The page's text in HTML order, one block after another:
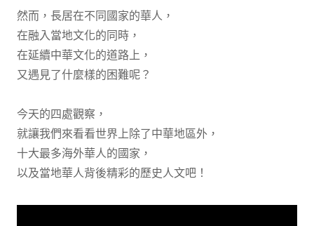
然而，長居在不同國家的華人，
在融入當地文化的同時，
在延續中華文化的道路上，
又遇見了什麼樣的困難呢？
今天的四處觀察，
就讓我們來看看世界上除了中華地區外，
十大最多海外華人的國家，
以及當地華人背後精彩的歷史人文吧！